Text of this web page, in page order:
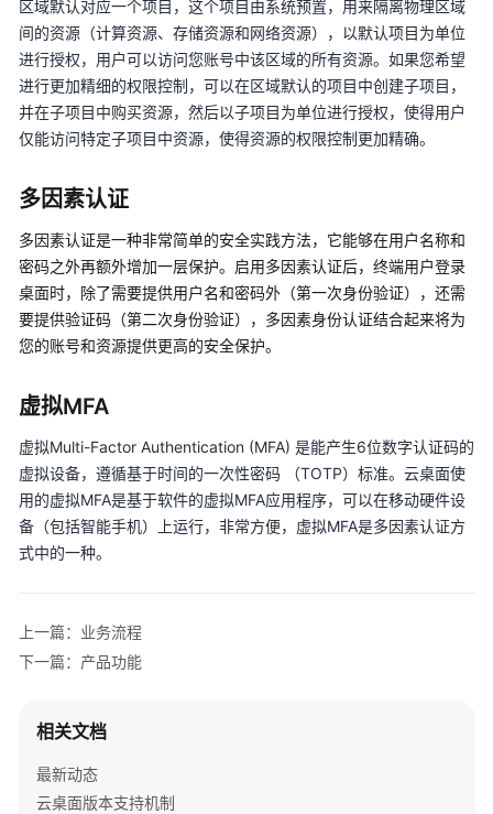
责
任
共
担
服
务
等
级
协
议
（SLA）
皮
资
源
支
持
系
限
区域默认对应一个项目，这个项目由系统预置，用来隔离物理区域
间的资源（计算资源、存储资源和网络资源），以默认项目为单位
进行授权，用户可以访问您账号中该区域的所有资源。如果您希望
进行更加精细的权限控制，可以在区域默认的项目中创建子项目，
并在子项目中购买资源，然后以子项目为单位进行授权，使得用户
仅能访问特定子项目中资源，使得资源的权限控制更加精确。
多因素认证
多因素认证是一种非常简单的安全实践方法，它能够在用户名称和
密码之外再额外增加一层保护。启用多因素认证后，终端用户登录
桌面时，除了需要提供用户名和密码外（第一次身份验证），还需
要提供验证码（第二次身份验证），多因素身份认证结合起来将为
您的账号和资源提供更高的安全保护。
虚拟MFA
虚拟Multi-Factor Authentication (MFA) 是能产生6位数字认证码的
虚拟设备，遵循基于时间的一次性密码 （TOTP）标准。云桌面使
用的虚拟MFA是基于软件的虚拟MFA应用程序，可以在移动硬件设
备（包括智能手机）上运行，非常方便，虚拟MFA是多因素认证方
式中的一种。
上一篇：业务流程
下一篇：产品功能
相关文档
最新动态
云桌面版本支持机制